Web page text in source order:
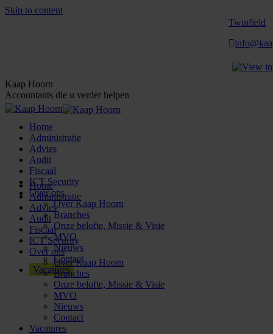
Skip to content
Twinfield
Kaap Hoorn
Accountants die u verder helpen
Home
Administratie
Advies
Audit
Fiscaal
ICT Security
Over ons
Over Kaap Hoorn
Branches
Onze belofte, Missie & Visie
MVO
Nieuws
Contact
Vacatures
Home
Administratie
Advies
Audit
Fiscaal
ICT Security
Over ons
Over Kaap Hoorn
Branches
Onze belofte, Missie & Visie
MVO
Nieuws
Contact
Vacatures